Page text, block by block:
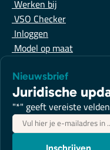
Werken bij
VSO Checker
Inloggen
Model op maat
Nieuwsbrief
Juridische
"*" geeft vereiste
E-
mailadres*